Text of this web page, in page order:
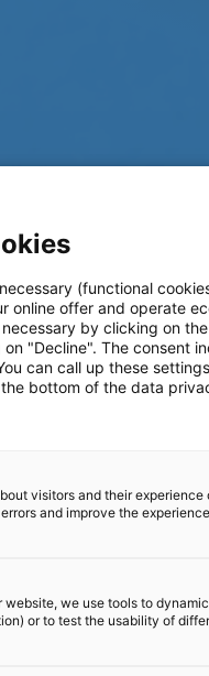
(functional
online offer and operate
by clicking on
"Decline". The consent
can call up these
bottom of the data
visitors and their experience
and improve the
website, we use tools to
or to test the usability of